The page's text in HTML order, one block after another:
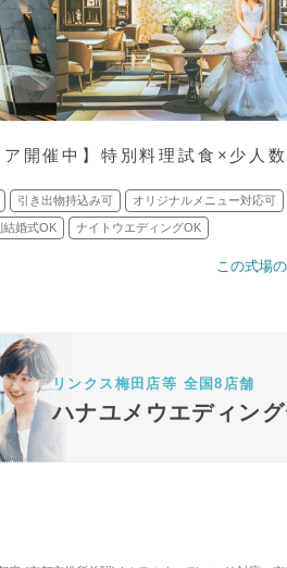
ア開催中】特別料理試食×少人
引き出物持込み可 オリジナルメニュー対応可
結婚式OK ナイトウエディングOK
この式場
リンクス梅田店等 全国8店舗
ハナユメウエディン